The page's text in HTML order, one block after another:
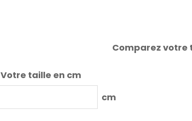
Comparez votre
Votre taille en cm
cm